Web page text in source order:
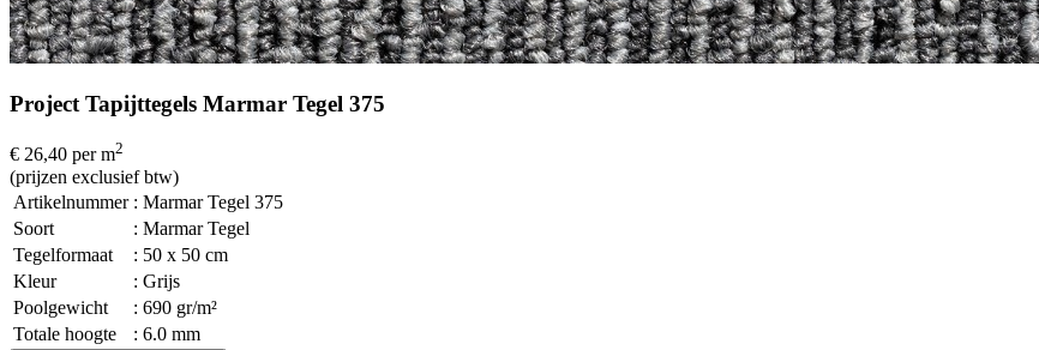
Project Tapijttegels Marmar Tegel 375
€ 26,40 per m2
(prijzen exclusief btw)
Artikelnummer : Marmar Tegel 375
Soort
: Marmar Tegel
Tegelformaat
: 50 x 50 cm
Kleur
: Grijs
Poolgewicht
: 690 gr/m²
Totale hoogte
: 6.0 mm